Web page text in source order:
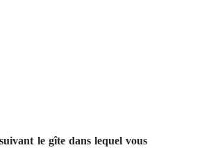
le gîte dans lequel vous